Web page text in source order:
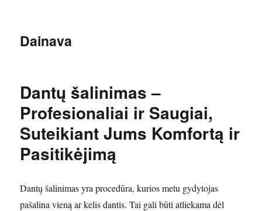
Dainava
Dantų šalinimas –
Profesionaliai ir Saugiai,
Suteikiant Jums Komfortą ir
Pasitikėjimą
Dantų šalinimas yra procedūra, kurios metu gydytojas
pašalina vieną ar kelis dantis. Tai gali būti atliekama dėl